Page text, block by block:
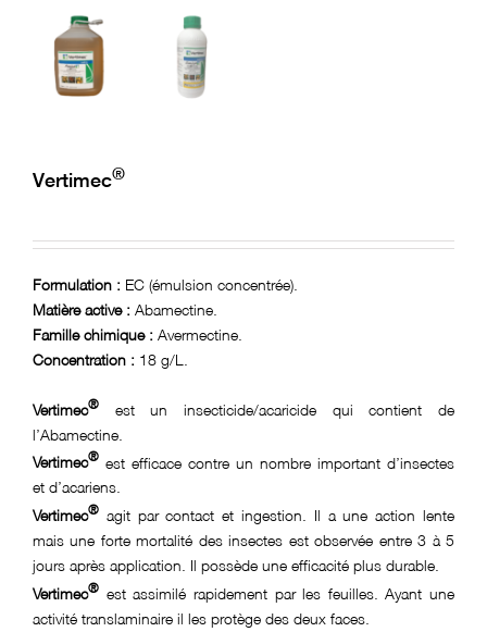
E-learning
Vertimec®
Formulation :EC (émulsion concentrée).
Matière active :Abamectine.
Famille chimique :Avermectine.
Concentration :18 g/L.
Vertimec® est un insecticide/acaricide qui contient de
l’Abamectine.
Vertimec® est efficace contre un nombre important d’insectes
et d’acariens.
Vertimec® agit par contact et ingestion. Il a une action lente
mais une forte mortalité des insectes est observée entre 3 à 5
jours après application. Il possède une efficacité plus durable.
Vertimec® est assimilé rapidement par les feuilles. Ayant une
activité translaminaire il les protège des deux faces.